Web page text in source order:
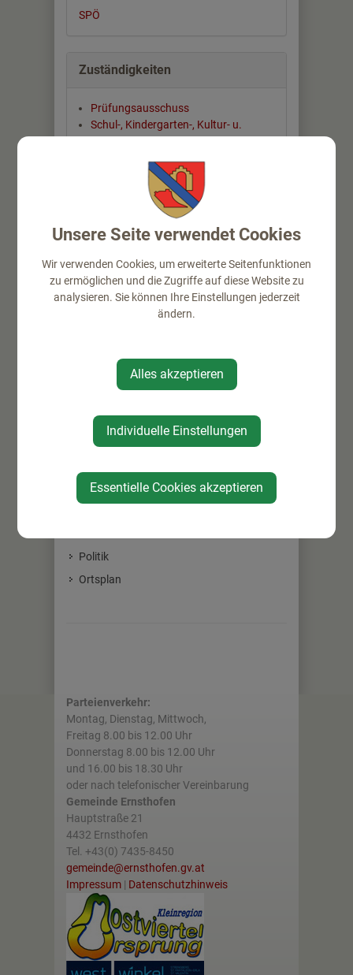
SPÖ
Zuständigkeiten
Prüfungsausschuss
Schul-, Kindergarten-, Kultur- u.
Vertreter Sonderschulgemeinde St.
⇐ zurück
GEMEINDE
Gemeinderat
Politik
Ortsplan
Parteienverkehr:
Montag, Dienstag, Mittwoch,
Freitag 8.00 bis 12.00 Uhr
Donnerstag 8.00 bis 12.00 Uhr
und 16.00 bis 18.30 Uhr
oder nach telefonischer Vereinbarung
Gemeinde Ernsthofen
Hauptstraße 21
4432 Ernsthofen
Tel. +43(0) 7435-8450
gemeinde@ernsthofen.gv.at
Impressum | Datenschutzhinweis
Unsere Seite verwendet Cookies
Wir verwenden Cookies, um erweiterte Seitenfunktionen
zu ermöglichen und die Zugriffe auf diese Website zu
analysieren. Sie können Ihre Einstellungen jederzeit
ändern.
Alles akzeptieren
Individuelle Einstellungen
Essentielle Cookies akzeptieren